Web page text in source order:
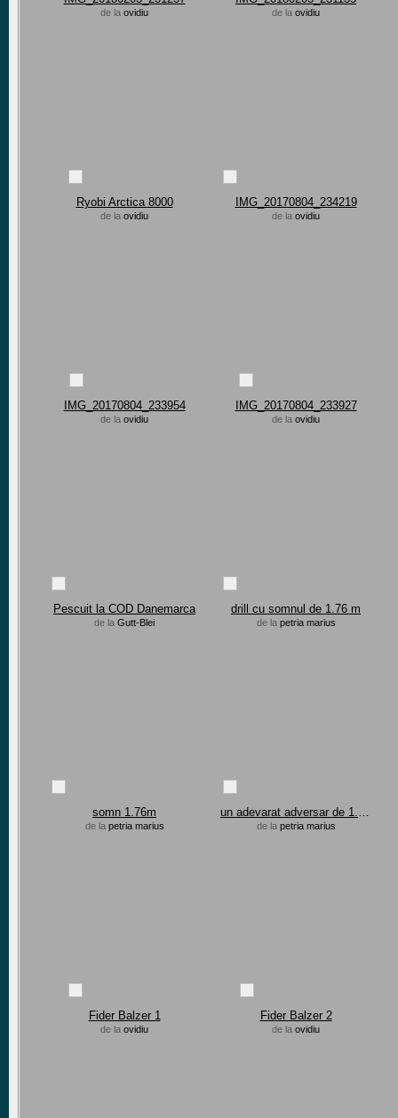
de la ovidiu de la ovidiu
Ryobi Arctica 8000
de la ovidiu
IMG_20170804_234219
de la ovidiu
IMG_20170804_233954
de la ovidiu
IMG_20170804_233927
de la ovidiu
Pescuit la COD Danemarca
de la Gutt-Blei
drill cu somnul de 1.76 m
de la petria marius
somn 1.76m
de la petria marius
un adevarat adversar de 1.76 m
de la petria marius
Fider Balzer 1
de la ovidiu
Fider Balzer 2
de la ovidiu